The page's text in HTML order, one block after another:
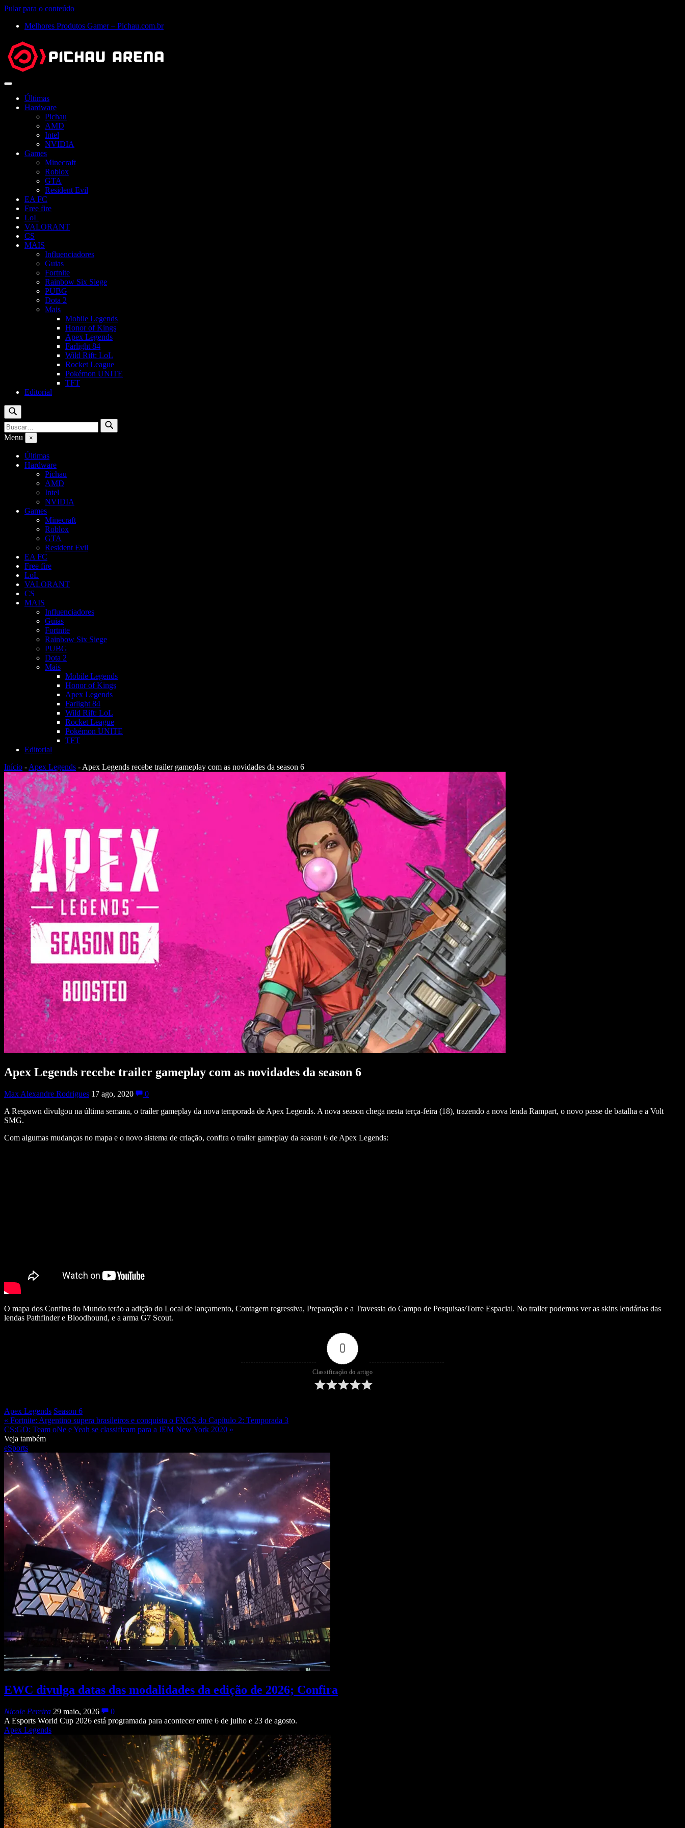
Pular para o conteúdo
Melhores Produtos Gamer – Pichau.com.br
Abrir
Últimas
Hardware
Pichau
AMD
Intel
NVIDIA
Games
Minecraft
Roblox
GTA
Resident Evil
EA FC
Free fire
LoL
VALORANT
CS
MAIS
Influenciadores
Guias
Fortnite
Rainbow Six Siege
PUBG
Dota 2
Mais
Mobile Legends
Honor of Kings
Apex Legends
Farlight 84
Wild Rift: LoL
Rocket League
Pokémon UNITE
TFT
Editorial
Buscar
Buscar
por:
Buscar
Menu ×
Últimas
Hardware
Pichau
AMD
Intel
NVIDIA
Games
Minecraft
Roblox
GTA
Resident Evil
EA FC
Free fire
LoL
VALORANT
CS
MAIS
Influenciadores
Guias
Fortnite
Rainbow Six Siege
PUBG
Dota 2
Mais
Mobile Legends
Honor of Kings
Apex Legends
Farlight 84
Wild Rift: LoL
Rocket League
Pokémon UNITE
TFT
Editorial
Início - Apex Legends - Apex Legends recebe trailer gameplay com as novidades da season 6
Apex Legends recebe trailer gameplay com as novidades da season 6
Max Alexandre Rodrigues 17 ago, 2020
0
A Respawn divulgou na última semana, o trailer gameplay da nova temporada de Apex Legends. A nova season chega nesta terça-feira (18), trazendo a nova lenda Rampart, o novo passe de batalha e a Volt
SMG.
Com algumas mudanças no mapa e o novo sistema de criação, confira o trailer gameplay da season 6 de Apex Legends:
O mapa dos Confins do Mundo terão a adição do Local de lançamento, Contagem regressiva, Preparação e a Travessia do Campo de Pesquisas/Torre Espacial. No trailer podemos ver as skins lendárias das
lendas Pathfinder e Bloodhound, e a arma G7 Scout.
0
Classificação do artigo
Apex Legends Season 6
« Fortnite: Argentino supera brasileiros e conquista o FNCS do Capítulo 2: Temporada 3
CS:GO: Team oNe e Yeah se classificam para a IEM New York 2020 »
Veja também
eSports
EWC divulga datas das modalidades da edição de 2026; Confira
Nicole Pereira 29 maio, 2026
0
A Esports World Cup 2026 está programada para acontecer entre 6 de julho e 23 de agosto.
Apex Legends